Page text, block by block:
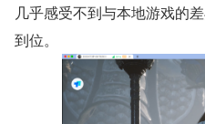
几乎感受不到与本地游戏的
到位。